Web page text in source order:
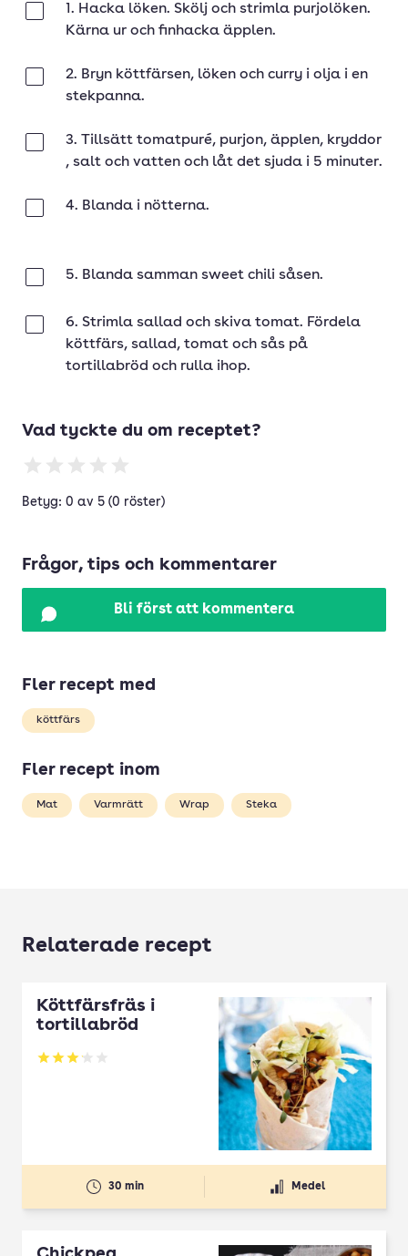
1. Hacka löken. Skölj och strimla purjolöken.
Kärna ur och finhacka äpplen.
2. Bryn köttfärsen, löken och curry i olja i en
stekpanna.
3. Tillsätt tomatpuré, purjon, äpplen, kryddor
, salt och vatten och låt det sjuda i 5 minuter.
4. Blanda i nötterna.
5. Blanda samman sweet chili såsen.
6. Strimla sallad och skiva tomat. Fördela
köttfärs, sallad, tomat och sås på
tortillabröd och rulla ihop.
Vad tyckte du om receptet?
Betyg: 0 av 5 (0 röster)
Frågor, tips och kommentarer
Bli först att kommentera
Fler recept med
köttfärs
Fler recept inom
Mat Varmrätt Wrap Steka
Relaterade recept
Köttfärsfräs i
tortillabröd
Betyg: 3.14 av 5
30 min Medel